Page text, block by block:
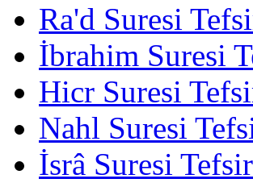
Ra'd Suresi
İbrahim Suresi
Hicr Suresi
Nahl Suresi
İsrâ Suresi